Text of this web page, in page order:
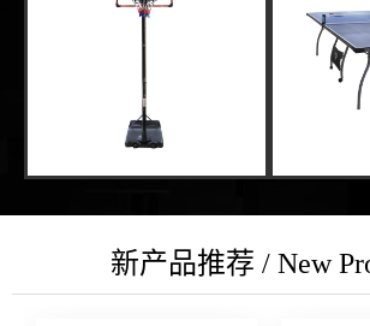
新产品推荐 / New